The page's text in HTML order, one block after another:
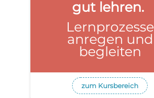
a
b
gut lehren.
Lernprozesse
anregen und
begleiten
zum Kursbereich